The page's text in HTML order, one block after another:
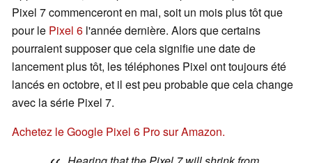
Pixel 7 commenceront en mai, soit un mois plus tôt que
pour le Pixel 6 l'année dernière. Alors que certains
pourraient supposer que cela signifie une date de
lancement plus tôt, les téléphones Pixel ont toujours été
lancés en octobre, et il est peu probable que cela change
avec la série Pixel 7.
Achetez le Google Pixel 6 Pro sur Amazon.